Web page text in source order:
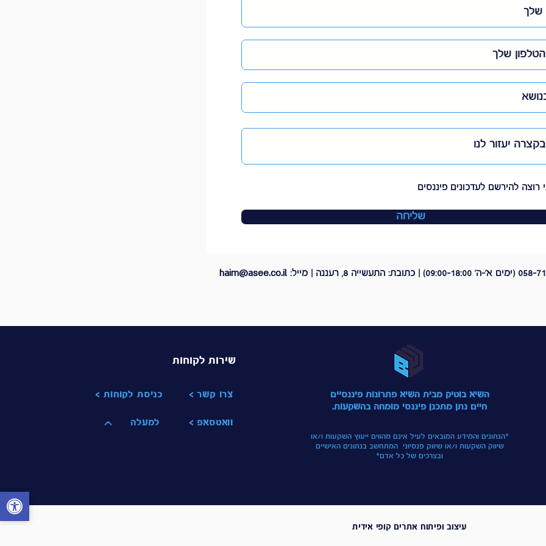
רוצה להירשם לעדכונים פיננסים
שליחה
058- (ימים א'-ה' 09:00-18:00) | כתובת: התעשייה 8, רעננה | מייל: haim@asee.co.il
שירות לקוחות
כניסת לקוחות > צרו קשר >
למעלה וואטסאפ >
השיא בוטיק מבית השיא פתרונות פיננסיים
חיים נתן מתכנן פיננסי מומחה בהשקעות.
*הנתונים והמידע המובאים לעיל אינם מהווים ייעוץ השקעות ו/או
שיווק השקעות ו/או שיווק פנסיוני המתחשב בנתונים האישיים
ובצרכים של כל אדם*
עיצוב ופיתוח אתרים קופי אידית